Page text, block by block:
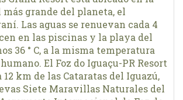
grande del planeta, el
Las aguas se renuevan cada 4
en las piscinas y la playa del
36 ° C, a la misma temperatura
El Foz do Iguaçu-PR Resort
12 km de las Cataratas del Iguazú,
Siete Maravillas Naturales del